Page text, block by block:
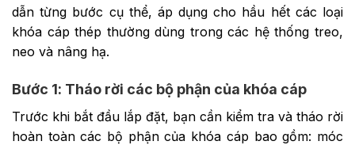
dẫn từng bước cụ thể, áp dụng cho hầu hết các loại
khóa cáp thép thường dùng trong các hệ thống treo,
neo và nâng hạ.
Bước 1: Tháo rời các bộ phận của khóa cáp
Trước khi bắt đầu lắp đặt, bạn cần kiểm tra và tháo rời
hoàn toàn các bộ phận của khóa cáp bao gồm: móc